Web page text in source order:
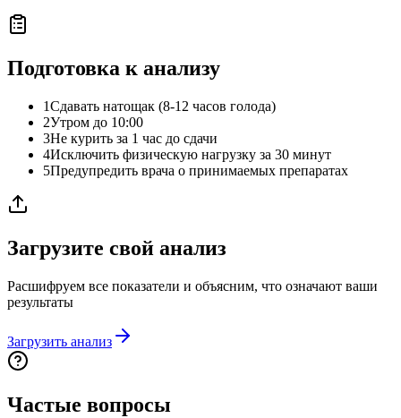
Подготовка к анализу
1Сдавать натощак (8-12 часов голода)
2Утром до 10:00
3Не курить за 1 час до сдачи
4Исключить физическую нагрузку за 30 минут
5Предупредить врача о принимаемых препаратах
Загрузите свой анализ
Расшифруем все показатели и объясним, что означают ваши
результаты
Загрузить анализ
Частые вопросы